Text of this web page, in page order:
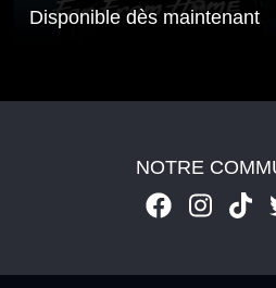
Disponible dès maintenant
NOTRE